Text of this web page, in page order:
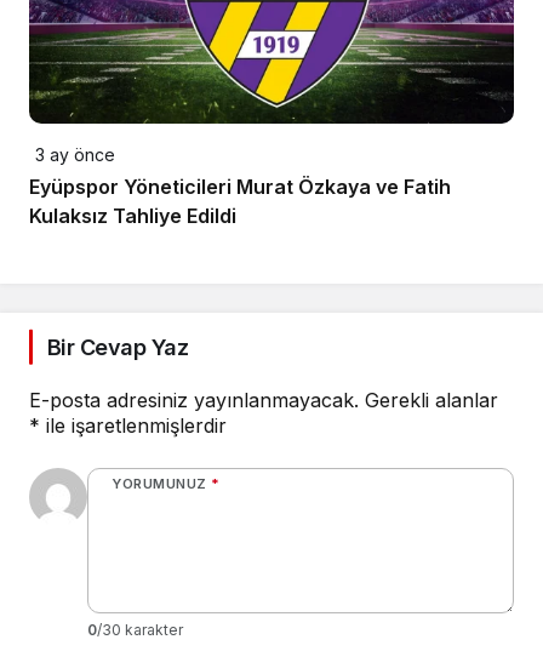
3 ay önce
Eyüpspor Yöneticileri Murat Özkaya ve Fatih
Kulaksız Tahliye Edildi
Bir Cevap Yaz
E-posta adresiniz yayınlanmayacak. Gerekli alanlar
* ile işaretlenmişlerdir
YORUMUNUZ *
0/30 karakter